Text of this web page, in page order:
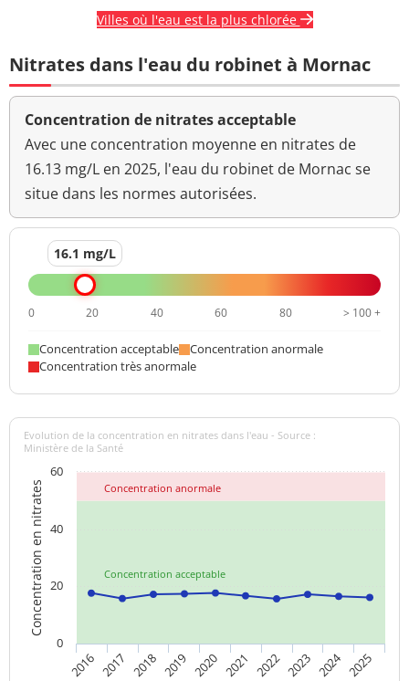
Villes où l'eau est la plus chlorée
Nitrates dans l'eau du robinet à Mornac
Concentration de nitrates acceptable
Avec une concentration moyenne en nitrates de
16.13 mg/L en 2025, l'eau du robinet de Mornac se
situe dans les normes autorisées.
16.1 mg/L
0 20 40 60 80 > 100 +
Concentration acceptable
Concentration anormale
Concentration très anormale
Concentration acceptable
Concentration anormale
Concentration en nitrates
Evolution de la concentration en nitrates dans l'eau - Source :
Ministère de la Santé
2016 2017 2018 2019 2020 2021 2022 2023 2024 2025
0
20
40
60